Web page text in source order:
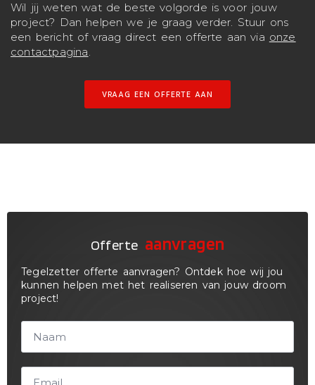
Wil jij weten wat de beste volgorde is voor jouw
project? Dan helpen we je graag verder. Stuur ons
een bericht of vraag direct een offerte aan via onze
contactpagina.
VRAAG EEN OFFERTE AAN
Offerte aanvragen
Tegelzetter offerte aanvragen? Ontdek hoe wij jou
kunnen helpen met het realiseren van jouw droom
project!